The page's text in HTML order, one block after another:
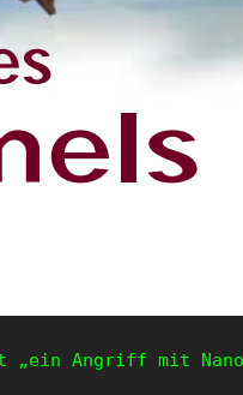
„ein Angriff mit